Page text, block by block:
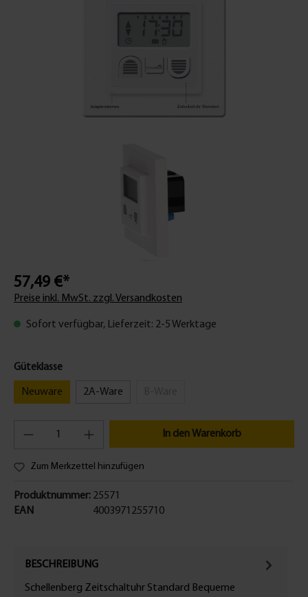
57,49 €*
Preise inkl. MwSt. zzgl. Versandkosten
Sofort verfügbar, Lieferzeit: 2-5 Werktage
Güteklasse
Neuware 2A-Ware
In den Warenkorb
Zum Merkzettel hinzufügen
Produktnummer:
EAN
25571
4003971255710
BESCHREIBUNG
Schellenberg Zeitschaltuhr Standard Bequeme